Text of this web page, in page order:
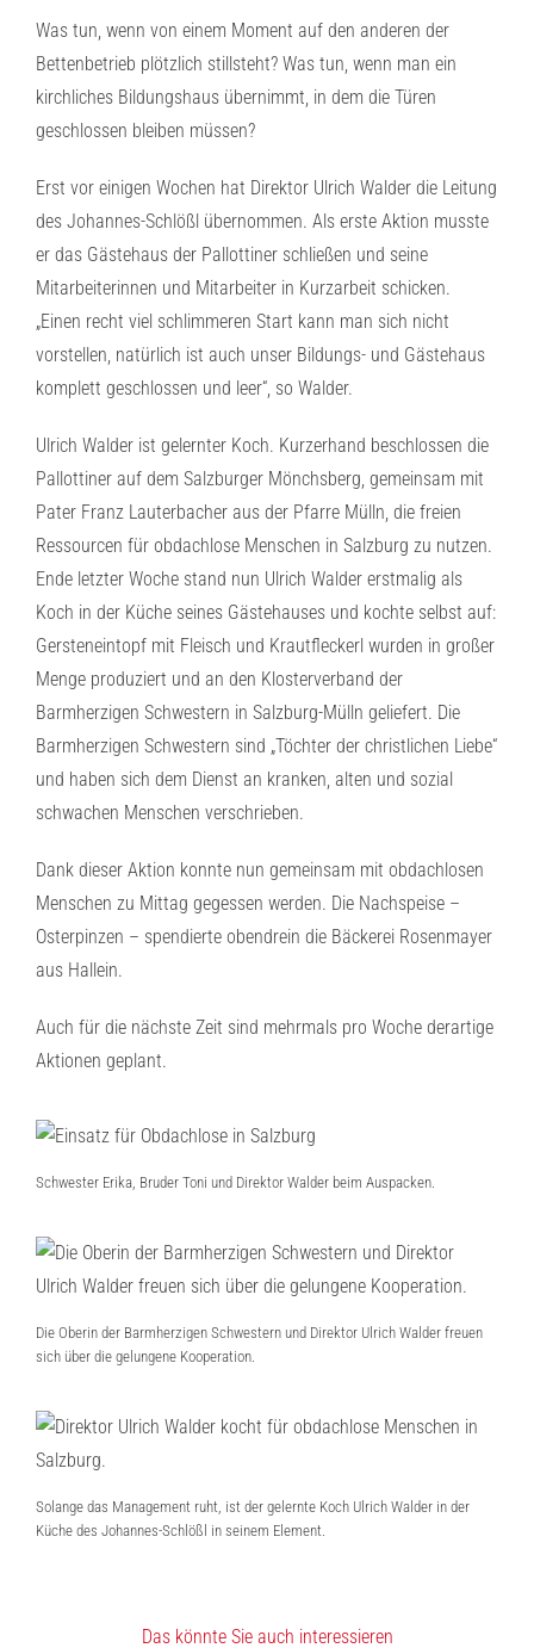
Was tun, wenn von einem Moment auf den anderen der
Bettenbetrieb plötzlich stillsteht? Was tun, wenn man ein
kirchliches Bildungshaus übernimmt, in dem die Türen
geschlossen bleiben müssen?
Erst vor einigen Wochen hat Direktor Ulrich Walder die Leitung
des Johannes-Schlößl übernommen. Als erste Aktion musste
er das Gästehaus der Pallottiner schließen und seine
Mitarbeiterinnen und Mitarbeiter in Kurzarbeit schicken.
„Einen recht viel schlimmeren Start kann man sich nicht
vorstellen, natürlich ist auch unser Bildungs- und Gästehaus
komplett geschlossen und leer“, so Walder.
Ulrich Walder ist gelernter Koch. Kurzerhand beschlossen die
Pallottiner auf dem Salzburger Mönchsberg, gemeinsam mit
Pater Franz Lauterbacher aus der Pfarre Mülln, die freien
Ressourcen für obdachlose Menschen in Salzburg zu nutzen.
Ende letzter Woche stand nun Ulrich Walder erstmalig als
Koch in der Küche seines Gästehauses und kochte selbst auf:
Gersteneintopf mit Fleisch und Krautfleckerl wurden in großer
Menge produziert und an den Klosterverband der
Barmherzigen Schwestern in Salzburg-Mülln geliefert. Die
Barmherzigen Schwestern sind „Töchter der christlichen Liebe“
und haben sich dem Dienst an kranken, alten und sozial
schwachen Menschen verschrieben.
Dank dieser Aktion konnte nun gemeinsam mit obdachlosen
Menschen zu Mittag gegessen werden. Die Nachspeise –
Osterpinzen – spendierte obendrein die Bäckerei Rosenmayer
aus Hallein.
Auch für die nächste Zeit sind mehrmals pro Woche derartige
Aktionen geplant.
Schwester Erika, Bruder Toni und Direktor Walder beim Auspacken.
Die Oberin der Barmherzigen Schwestern und Direktor Ulrich Walder freuen
sich über die gelungene Kooperation.
Solange das Management ruht, ist der gelernte Koch Ulrich Walder in der
Küche des Johannes-Schlößl in seinem Element.
Das könnte Sie auch interessieren